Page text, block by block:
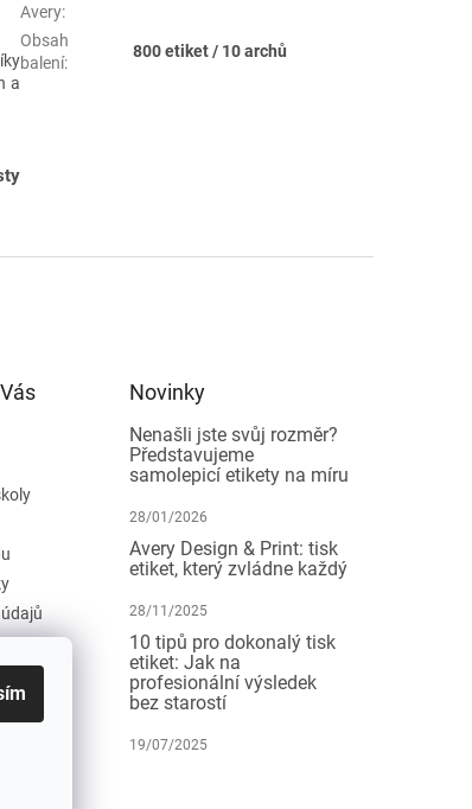
a
Avery:
Obsah
balení:
800 etiket / 10 archů
Novinky
Nenašli jste svůj rozměr?
Představujeme
samolepicí etikety na míru
28/01/2026
Avery Design & Print: tisk
etiket, který zvládne každý
28/11/2025
10 tipů pro dokonalý tisk
etiket: Jak na
profesionální výsledek
bez starostí
19/07/2025